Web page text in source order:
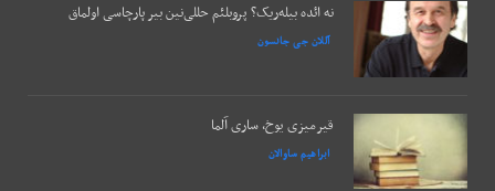
نه ائده بیله‌ریک؟ پروبلئم حللی‌نین بیر پارچاسی اولماق
آللان جی جانسون
قیرمیزی یوخ، ساری آلما
ابراهیم ساوالان